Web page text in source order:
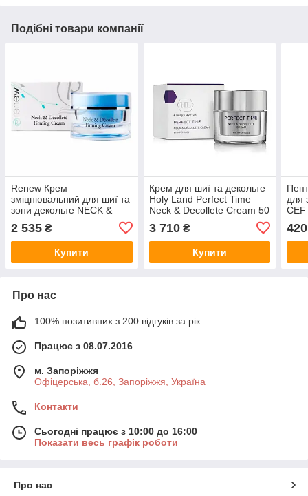
Подібні товари компанії
Renew Крем
зміцнювальний для шиї та
зони декольте NECK &
CREAM 50 мл
2 535 ₴
Купити
Крем для шиї та декольте
Holy Land Perfect Time
Neck & Decollete Cream 50
3 710₴
Купити
для
420
Про нас
100% позитивних з 200 відгуків за рік
Працює з 08.07.2016
м. Запоріжжя
Офіцерська, б.26, Запоріжжя, Україна
Контакти
Сьогодні працює з 10:00 до 16:00
Показати весь графік роботи
Про нас